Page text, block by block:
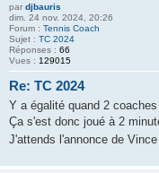
par djbauris
dim. 24 nov. 2024, 20:26
Forum : Tennis Coach
Sujet : TC 2024
Réponses : 66
Vues : 129015
Re: TC 2024
Y a égalité quand 2
Ça s'est donc joué à 2
J'attends l'annonce de